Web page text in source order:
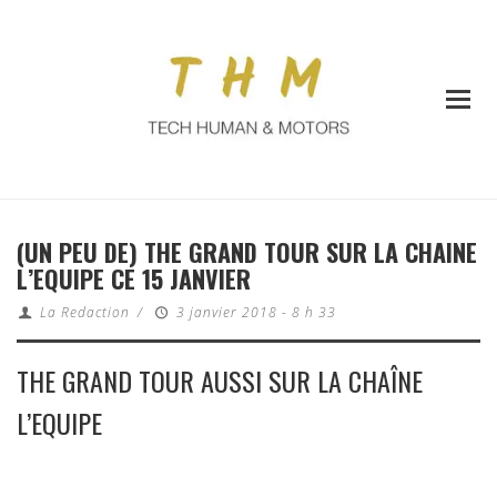
(UN PEU DE) THE GRAND TOUR SUR LA CHAINE
L’EQUIPE CE 15 JANVIER
La Redaction / 3 janvier 2018 - 8 h 33
THE GRAND TOUR AUSSI SUR LA CHAÎNE
L’EQUIPE